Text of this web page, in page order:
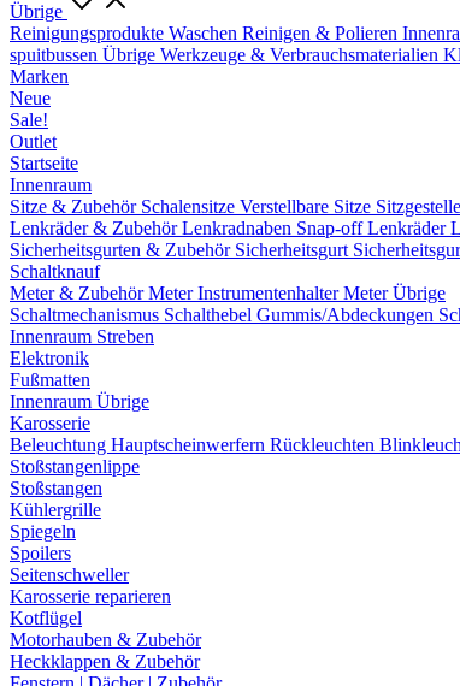
Übrige
Reinigungsprodukte Waschen Reinigen & Polieren
spuitbussen Übrige Werkzeuge & Verbrauchsmaterialien
Marken
Neue
Sale!
Outlet
Startseite
Innenraum
Sitze & Zubehör Schalensitze Verstellbare Sitze
Lenkräder & ZubehörLenkradnaben Snap-offLenkräder
Sicherheitsgurten & Zubehör Sicherheitsgurt
Schaltknauf
Meter & ZubehörMeterInstrumentenhalterMeter Übrige
Schaltmechanismus Schalthebel Gummis/Abdeckungen
Innenraum Streben
Elektronik
Fußmatten
Innenraum Übrige
Karosserie
Beleuchtung Hauptscheinwerfern Rückleuchten
Stoßstangenlippe
Stoßstangen
Kühlergrille
Spiegeln
Spoilers
Seitenschweller
Karosserie reparieren
Kotflügel
Motorhauben & Zubehör
Heckklappen & Zubehör